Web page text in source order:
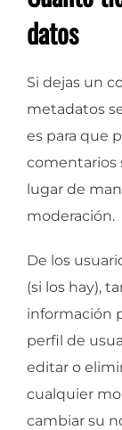
datos
Si dejas un
metadatos
es para que
comentarios
lugar de
moderación.
De los
(si los hay),
información
perfil de
editar o
cualquier
cambiar su